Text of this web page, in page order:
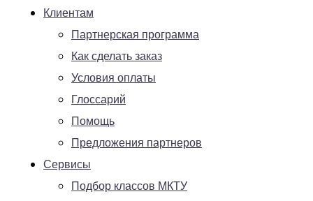
Клиентам
Партнерская программа
Как сделать заказ
Условия оплаты
Глоссарий
Помощь
Предложения партнеров
Сервисы
Подбор классов МКТУ